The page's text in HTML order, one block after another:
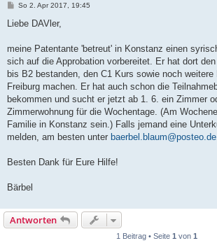
B
i
a
So 2. Apr 2017, 19:45
Liebe DAVler,
meine Patentante 'betreut' in Konstanz einen
sich auf die Approbation vorbereitet. Er hat dort
bis B2 bestanden, den C1 Kurs sowie noch
Freiburg machen. Er hat auch schon die
bekommen und sucht er jetzt ab 1. 6. ein Zimmer
Zimmerwohnung für die Wochentage. (Am
Familie in Konstanz sein.) Falls jemand eine
melden, am besten unter baerbel.blaum@posteo.de
Besten Dank für Eure Hilfe!
Bärbel
Antworten
1 Beitrag • Seite 1 von 1